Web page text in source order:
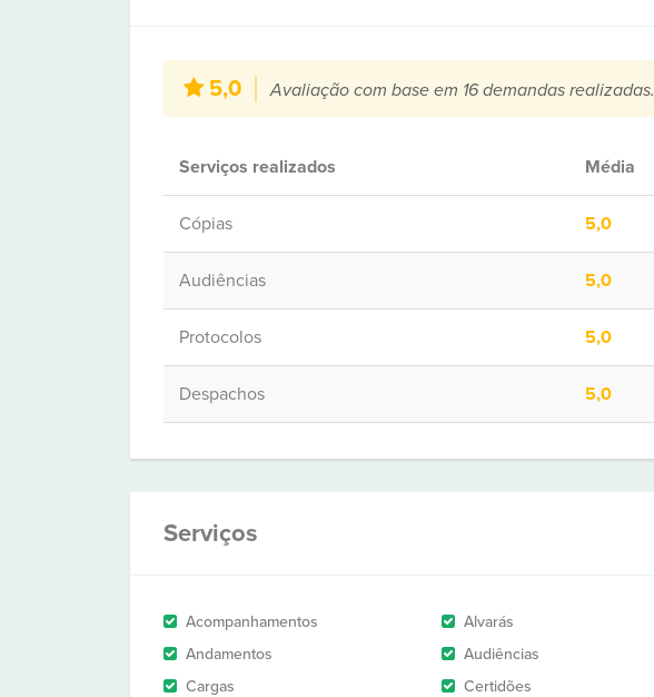
5,0 Avaliação com base em 16 demandas realizadas.
Serviços realizados Média
Cópias 5,0
Audiências 5,0
Protocolos 5,0
Despachos 5,0
Serviços
Acompanhamentos Alvarás
Andamentos
Audiências
Cargas
Certidões